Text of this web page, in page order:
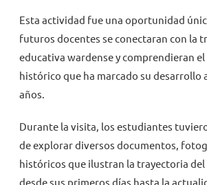
Esta actividad fue una oportunidad
futuros docentes se conectaran con la
educativa wardense y comprendieran
histórico que ha marcado su desarrollo
años.
Durante la visita, los estudiantes
de explorar diversos documentos,
históricos que ilustran la trayectoria del